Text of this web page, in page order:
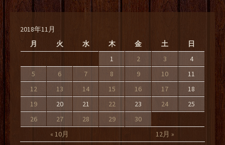
2018年11月
月
火 水 木 金 土 日
« 10月 12月 »
1 2 3
4
5
6 7 8 9 10
11
12
13 14 15 16 17
18
19
20 21 22 23 24
25
26
27 28 29 30